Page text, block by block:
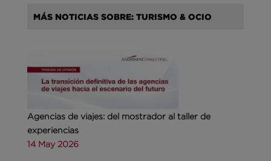
MÁS NOTICIAS SOBRE: TURISMO & OCIO
Agencias de viajes: del mostrador al taller de
experiencias
14 May 2026